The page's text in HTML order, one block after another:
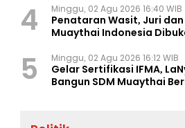
4 Minggu, 02 Agu 2026 16:40 WIB
Penataran Wasit, Juri
Muaythai Indonesia
5 Minggu, 02 Agu 2026 16:12 WIB
Gelar Sertifikasi IFMA,
Bangun SDM Muaythai